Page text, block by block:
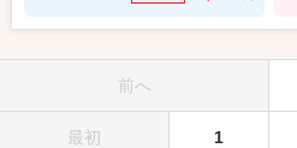
前へ
最初 1